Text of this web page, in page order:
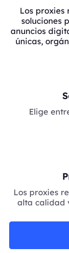
Los proxies
soluciones
anuncios
únicas,
Elige
Los proxies
alta calidad